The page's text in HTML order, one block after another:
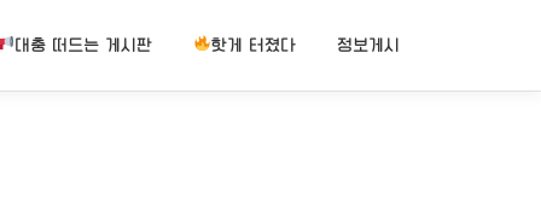
대충 떠드는 게시판 핫게 터졌다 정보게시